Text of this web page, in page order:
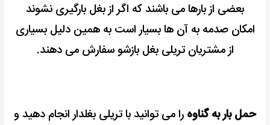
بعضی از بارها می باشند که اگر از بغل بارگیری نشوند
امکان صدمه به آن ها بسیار است به همین دلیل بسیاری
از مشتریان تریلی بغل بازشو سفارش می دهند.
حمل بار به گناوه را می توانید با تریلی بغلدار انجام دهید و